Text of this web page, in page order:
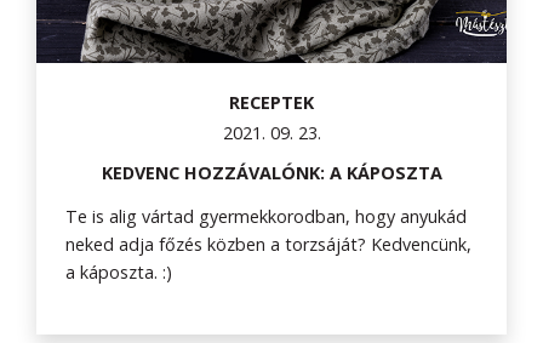
RECEPTEK
2021. 09. 23.
KEDVENC HOZZÁVALÓNK: A KÁPOSZTA
Te is alig vártad gyermekkorodban, hogy anyukád
neked adja főzés közben a torzsáját? Kedvencünk,
a káposzta. :)